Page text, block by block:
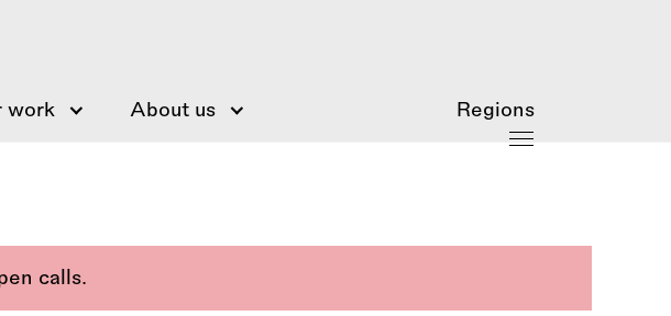
work About us Regions
calls.